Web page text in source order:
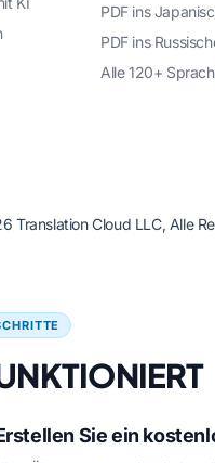
PDF ins
PDF ins
Alle 120+
Translation Cloud LLC, Alle
Sie ein